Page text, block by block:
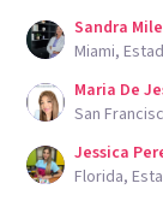
Sandra
Miami,
Maria De
San
Jessica
Florida,